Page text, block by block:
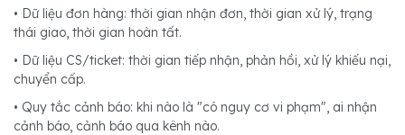
• Dữ liệu đơn hàng: thời gian nhận đơn, thời gian xử lý, trạng
thái giao, thời gian hoàn tất.
• Dữ liệu CS/ticket: thời gian tiếp nhận, phản hồi, xử lý khiếu nại,
chuyển cấp.
• Quy tắc cảnh báo: khi nào là "có nguy cơ vi phạm", ai nhận
cảnh báo, cảnh báo qua kênh nào.